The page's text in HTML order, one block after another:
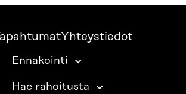
Yhteystiedot
Ennakointi
Hae rahoitusta